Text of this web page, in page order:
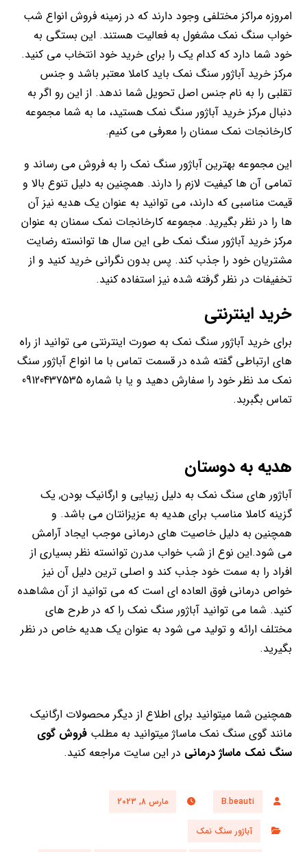
امروزه مراکز مختلفی وجود دارند که در زمینه فروش انواع شب
خواب سنگ نمک مشغول به فعالیت هستند. این بستگی به
خود شما دارد که کدام یک را برای خرید خود انتخاب می کنید.
مرکز خرید آباژور سنگ نمک باید کاملا معتبر باشد و جنس
تقلبی را به نام جنس اصل تحویل شما ندهد. از این رو اگر به
دنبال مرکز خرید آباژور سنگ نمک هستید، ما به شما مجموعه
کارخانجات نمک سمنان را معرفی می کنیم.
این مجموعه بهترین آباژور سنگ نمک را به فروش می رساند و
تمامی آن ها کیفیت لازم را دارند. همچنین به دلیل تنوع بالا و
قیمت مناسبی که دارند، می توانید به عنوان یک هدیه نیز آن
ها را در نظر بگیرید. مجموعه کارخانجات نمک سمنان به عنوان
مرکز خرید آباژور سنگ نمک طی این سال ها توانسته رضایت
مشتریان خود را جذب کند. پس بدون نگرانی خرید کنید و از
تخفیفات در نظر گرفته شده نیز استفاده کنید.
خرید اینترنتی
برای خرید آباژور سنگ نمک به صورت اینترنتی می توانید از راه
های ارتباطی گفته شده در قسمت تماس با ما انواع آباژور سنگ
نمک مد نظر خود را سفارش دهید و یا با شماره 09120437535
تماس بگبربد.
هدیه به دوستان
آباژور های سنگ نمک به دلیل زیبایی و ارگانیک بودن, یک
گزینه کاملا مناسب برای هدیه به عزیزانتان می باشد. و
همچنین به دلیل خاصیت های درمانی موجب ایجاد آرامش
می شود.این نوع از شب خواب مدرن توانسته نظر بسیاری از
افراد را به سمت خود جذب کند و اصلی ترین دلیل آن نیز
خواص درمانی فوق العاده ای است که می توانید از آن مشاهده
کنید. شما می توانید آباژور سنگ نمک را که در طرح های
مختلف ارائه و تولید می شود به عنوان یک هدیه خاص در نظر
بگیرید.
همچنین شما میتوانید برای اطلاع از دیگر محصولات ارگانیک
مانند گوی سنگ نمک ماساژ میتوانید به مطلبفروش گوی
سنگ نمک ماساژ درمانی در این سایت مراجعه کنید.
B.beauti مارس 8, 2023
آباژور سنگ نمک